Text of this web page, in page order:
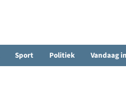
Sport Politiek Vandaag